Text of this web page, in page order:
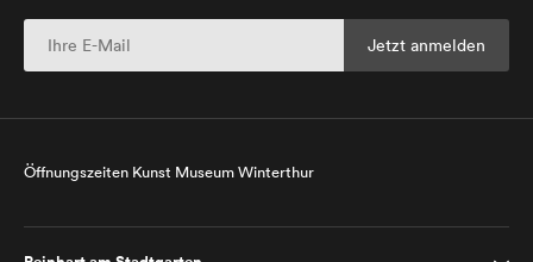
Öffnungszeiten Kunst Museum Winterthur